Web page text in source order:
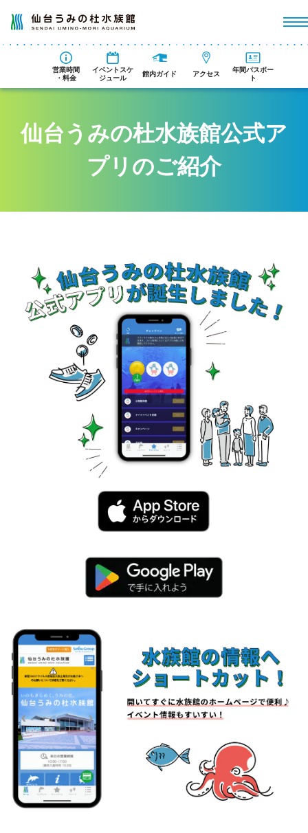
営業時間
・料金
イベントスケ
ジュール
館内ガイド アクセス
年間パスポー
ト
仙台うみの杜水族館公式ア
プリのご紹介